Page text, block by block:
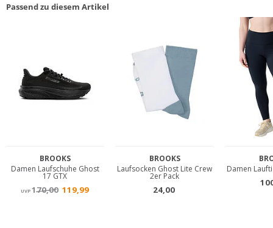
Passend zu diesem Artikel